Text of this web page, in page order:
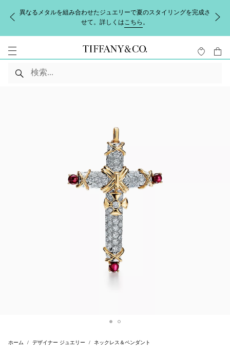
異なるメタルを組み合わせたジュエリーで夏のスタイリングを完成さ
せて。詳しくはこちら 。
ホーム デザイナー ジュエリー ネックレス＆ペンダント